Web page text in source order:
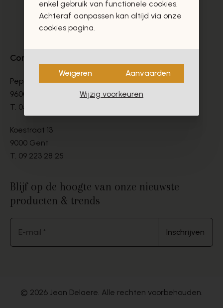
Contact
Peperstraat 9-11
9600 Ronse
T. 055 21 19 67
Koestraat 13
9000 Gent
T. 09 223 28 25
Blijf op de hoogte van onze nieuwste
producten & trends
E-mail * Inschrijven
© 2026 Jean Delaere. Alle rechten voorbehouden.
enkel gebruik van functionele cookies.
Achteraf aanpassen kan altijd via onze
cookies pagina.
Weigeren Aanvaarden
Wijzig voorkeuren